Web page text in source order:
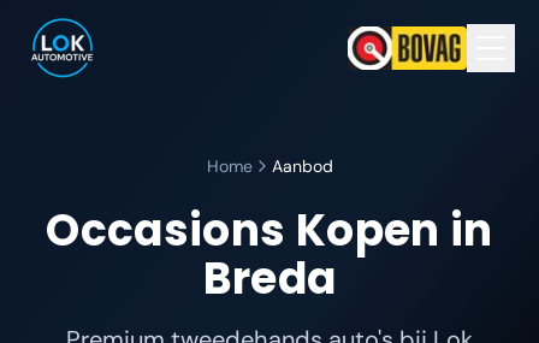
Home Aanbod
Occasions Kopen in
Breda